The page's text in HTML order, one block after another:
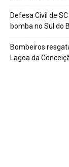
Defesa Civil de
bomba no Sul do
Bombeiros
Lagoa da